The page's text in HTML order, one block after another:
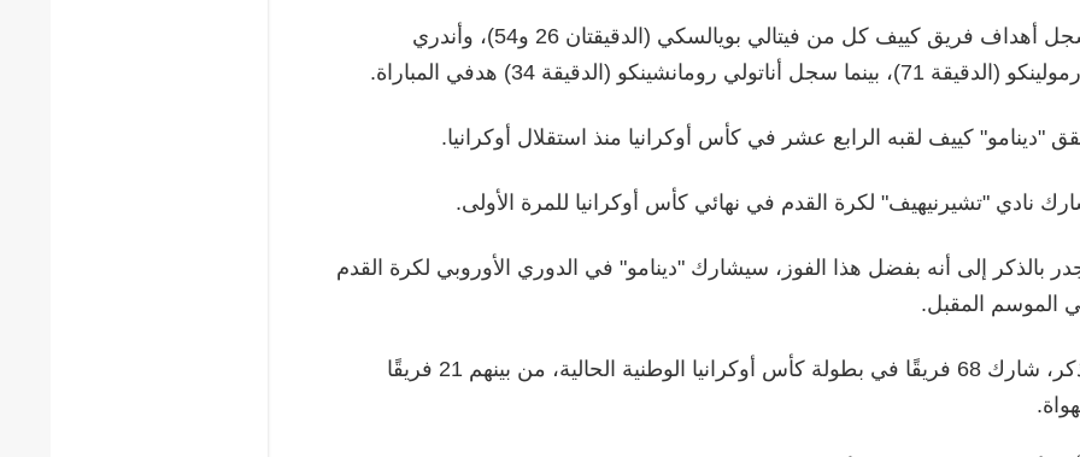
سجل أهداف فريق كييف كل من فيتالي بويالسكي (الدقيقتان 26 و54)، وأندري
(الدقيقة 71)، بينما سجل أناتولي رومانشينكو (الدقيقة 34) هدفي المباراة.
"دينامو" كييف لقبه الرابع عشر في كأس أوكرانيا منذ استقلال أوكرانيا.
نادي "تشيرنيهيف" لكرة القدم في نهائي كأس أوكرانيا للمرة الأولى.
بالذكر إلى أنه بفضل هذا الفوز، سيشارك "دينامو" في الدوري الأوروبي لكرة القدم
الموسم المقبل.
يُذكر، شارك 68 فريقًا في بطولة كأس أوكرانيا الوطنية الحالية، من بينهم 21 فريقًا